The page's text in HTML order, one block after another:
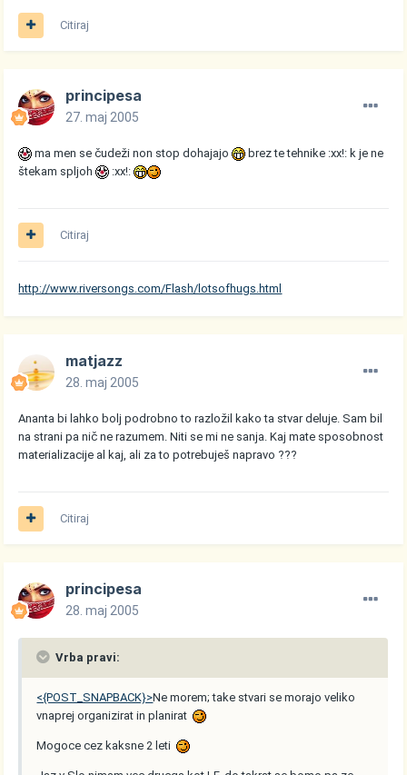
Citiraj
principesa
27. maj 2005
ma men se čudeži non stop dohajajo
brez te tehnike :xx!: k je ne
štekam spljoh
:xx!:
Citiraj
http://www.riversongs.com/Flash/lotsofhugs.html
matjazz
28. maj 2005
Ananta bi lahko bolj podrobno to razložil kako ta stvar deluje. Sam bil
na strani pa nič ne razumem. Niti se mi ne sanja. Kaj mate sposobnost
materializacije al kaj, ali za to potrebuješ napravo ???
Citiraj
principesa
28. maj 2005
Vrba pravi:
<{POST_SNAPBACK}>Ne morem; take stvari se morajo veliko
vnaprej organizirat in planirat
Mogoce cez kaksne 2 leti